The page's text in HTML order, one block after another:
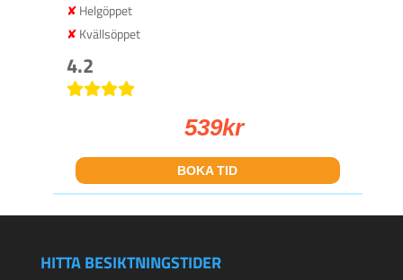
Helgöppet
Kvällsöppet
4.2
539kr
BOKA TID
HITTA BESIKTNINGSTIDER